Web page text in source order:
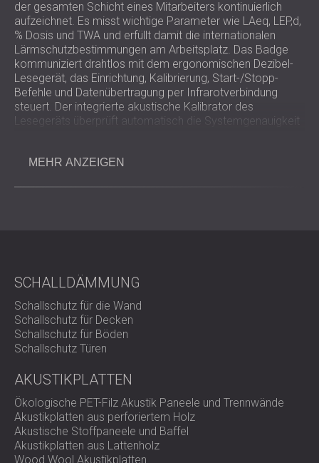
AKUSTIKLÖSUNGEN FÜR
RECHENZENTREN
der gesamten Schicht eines Mitarbeiters kontinuierlich
aufzeichnet. Es misst wichtige Parameter wie LAeq, LEP,d,
% Dosis und TWA und erfüllt damit die internationalen
Lärmschutzbestimmungen am Arbeitsplatz. Das Badge
kommuniziert drahtlos mit dem ergonomischen Dezibel-
Lesegerät, das Einrichtung, Kalibrierung, Start-/Stopp-
Befehle und Datenübertragung per Infrarotverbindung
steuert. Der integrierte akustische Kalibrator des
Lesegeräts überprüft automatisch die Systemgenauigkeit
S1.25:1991.
61252:1997 und ANSI S1.25:1991
EN 61000-6-3 und EN 61000-6-1.
Großer dynamischer Messbereich (70–130 dB(A))
mit „C“-Peak-Gewichtung
Ergonomisches Dezibelmessgerät mit großem,
Ein integrierter akustischer Kalibrator gewährleistet
die Überprüfung vor und nach der Messung.
Drahtlose Infrarot-Datenübertragung für schnelle,
kontaktlose Kommunikation
Lieferung inklusive AnalyzerPlus-Software für Analyse
und Berichterstellung (lizenzfrei)
MEHR ANZEIGEN
SCHALLDÄMMUNG
Schallschutz für die Wand
Schallschutz für Decken
Schallschutz für Böden
Schallschutz Türen
AKUSTIKPLATTEN
Ökologische PET-Filz Akustik Paneele und Trennwände
Akustikplatten aus perforiertem Holz
Akustische Stoffpaneele und Baffel
Akustikplatten aus Lattenholz
Wood Wool Akustikplatten